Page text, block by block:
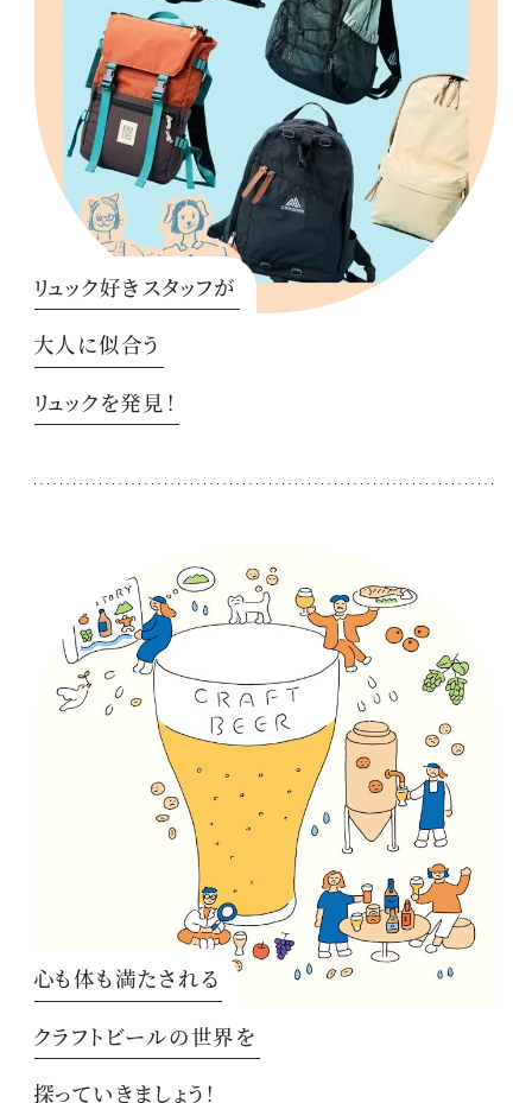
リュック好きスタッフが
大人に似合う
リュックを発見！
心も体も満たされる
クラフトビールの世界を
探っていきましょう！